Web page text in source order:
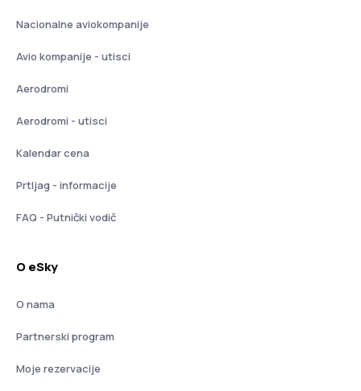
Nacionalne aviokompanije
Avio kompanije - utisci
Aerodromi
Aerodromi - utisci
Kalendar cena
Prtljag - informacije
FAQ - Putnički vodič
O eSky
O nama
Partnerski program
Moje rezervacije